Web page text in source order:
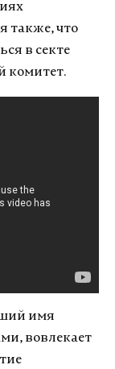
также, что
в секте
комитет.
имя
вовлекает